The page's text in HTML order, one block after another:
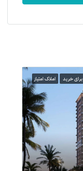
برای خرید املاک امتیاز